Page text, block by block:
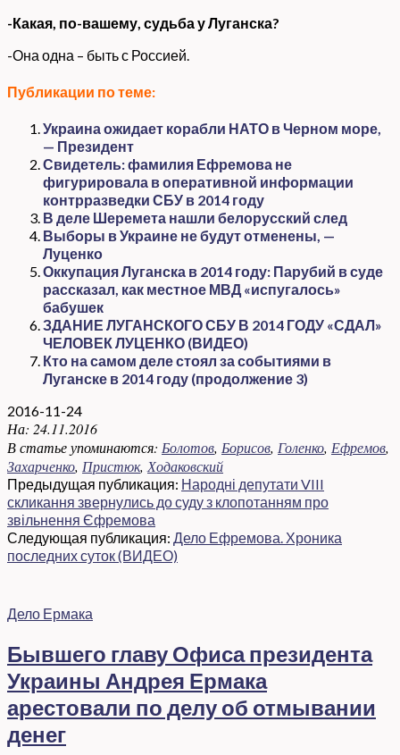
-Какая, по-вашему, судьба у Луганска?
-Она одна – быть с Россией.
Публикации по теме:
Украина ожидает корабли НАТО в Черном море,
— Президент
Свидетель: фамилия Ефремова не
фигурировала в оперативной информации
контрразведки СБУ в 2014 году
В деле Шеремета нашли белорусский след
Выборы в Украине не будут отменены, —
Луценко
Оккупация Луганска в 2014 году: Парубий в суде
рассказал, как местное МВД «испугалось»
бабушек
ЗДАНИЕ ЛУГАНСКОГО СБУ В 2014 ГОДУ «СДАЛ»
ЧЕЛОВЕК ЛУЦЕНКО (ВИДЕО)
Кто на самом деле стоял за событиями в
Луганске в 2014 году (продолжение 3)
2016-11-24
На: 24.11.2016
В статье упоминаются: Болотов, Борисов, Голенко, Ефремов,
Захарченко, Пристюк,Ходаковский
Предыдущая публикация: Народні депутати VIII
скликання звернулись до суду з клопотанням про
звільнення Єфремова
Следующая публикация: Дело Ефремова. Хроника
последних суток (ВИДЕО)
Дело Ермака
Бывшего главу Офиса президента
Украины Андрея Ермака
арестовали по делу об отмывании
денег